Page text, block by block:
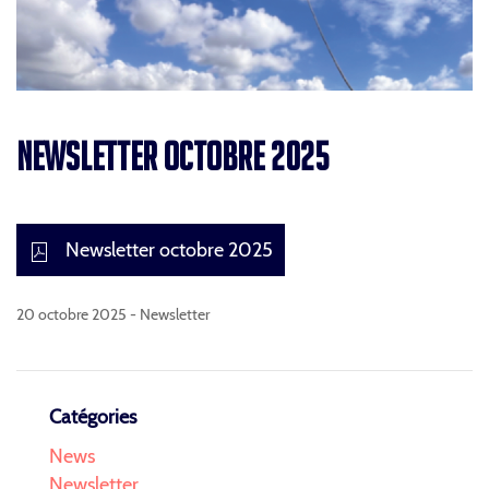
NEWSLETTER OCTOBRE 2025
Newsletter octobre 2025
20 octobre 2025 - Newsletter
Catégories
News
Newsletter